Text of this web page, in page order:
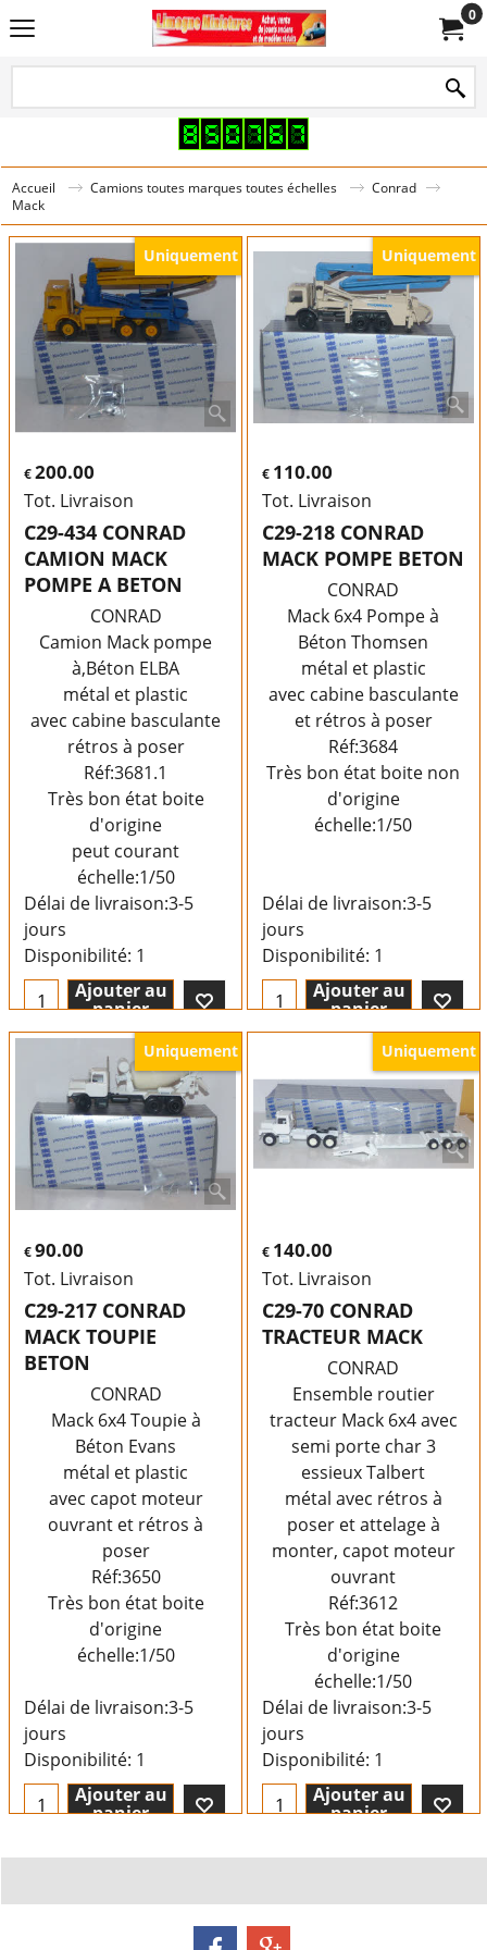
0
Accueil Camions toutes marques toutes échelles
Conrad
Mack
Uniquement
€200.00
Tot. Livraison
C29-434 CONRAD
CAMION MACK
POMPE A BETON
CONRAD
Camion Mack pompe
à,Béton ELBA
métal et plastic
avec cabine basculante
rétros à poser
Réf:3681.1
Très bon état boite
d'origine
peut courant
échelle:1/50
Délai de livraison:3-5
jours
Disponibilité: 1
Ajouter au
panier
Uniquement
€ 110.00
Tot. Livraison
C29-218 CONRAD
MACK POMPE BETON
CONRAD
Mack 6x4 Pompe à
Béton Thomsen
métal et plastic
avec cabine basculante
et rétros à poser
Réf:3684
Très bon état boite non
d'origine
échelle:1/50
Délai de livraison:3-5
jours
Disponibilité: 1
Ajouter au
panier
Uniquement
€90.00
Tot. Livraison
C29-217 CONRAD
MACK TOUPIE
CONRAD
Mack 6x4 Toupie à
Béton Evans
métal et plastic
avec capot moteur
ouvrant et rétros à
poser
Réf:3650
Très bon état boite
d'origine
Délai de livraison:
jours
Disponibilité: 1
Ajouter au
Uniquement
€140.00
Tot. Livraison
C29-70 CONRAD
TRACTEUR MACK
CONRAD
Ensemble routier
tracteur Mack 6x4 avec
semi porte char 3
essieux Talbert
métal avec rétros à
poser et attelage à
monter, capot moteur
ouvrant
Réf:3612
Très bon état boite
d'origine
échelle:1/50
Délai de livraison:
jours
Disponibilité: 1
Ajouter au